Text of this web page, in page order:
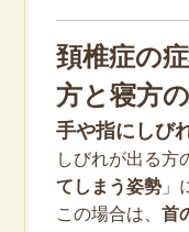
頚椎症の
方と寝方
手や指にしび
しびれが出る方
てしまう姿勢」
この場合は、 首